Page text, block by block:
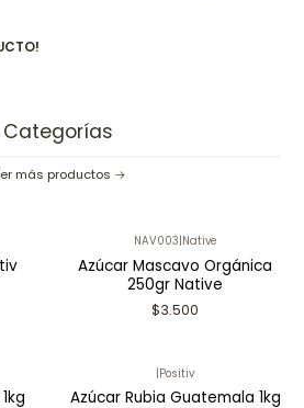
Categorías
más productos
NAV003|Native
Azúcar Mascavo Orgánica
250gr Native
$3.500
|Positiv
Azúcar Rubia Guatemala 1kg